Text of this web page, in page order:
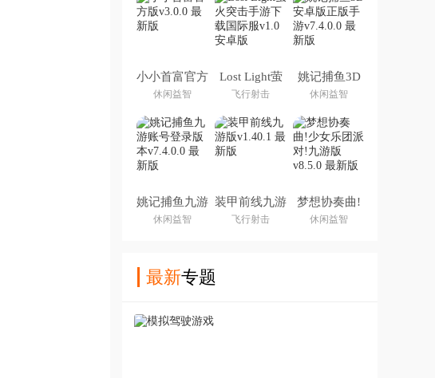
小小首富官方
版
休闲益智
Lost Light萤
火突击手游下
载国际服
飞行射击
姚记捕鱼3D
安卓版正版手
游
休闲益智
姚记捕鱼九游
账号登录版本
休闲益智
装甲前线九游
版
飞行射击
梦想协奏曲!
少女乐团派
对!九游版
休闲益智
最新专题